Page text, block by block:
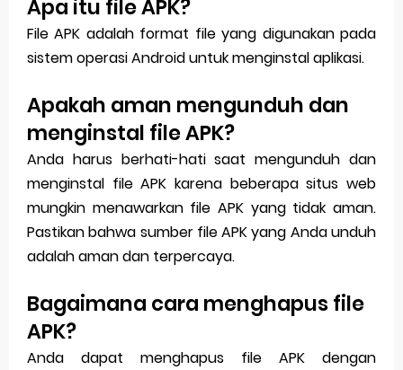
Apa itu file APK?
File APK adalah format file yang digunakan pada
sistem operasi Android untuk menginstal aplikasi.
Apakah aman mengunduh dan
menginstal file APK?
Anda harus berhati-hati saat mengunduh dan
menginstal file APK karena beberapa situs web
mungkin menawarkan file APK yang tidak aman.
Pastikan bahwa sumber file APK yang Anda unduh
adalah aman dan terpercaya.
Bagaimana cara menghapus file
APK?
Anda dapat menghapus file APK dengan